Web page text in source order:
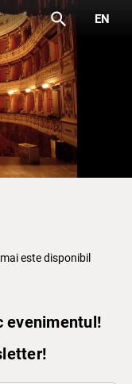
search EN
este disponibil
evenimentul!